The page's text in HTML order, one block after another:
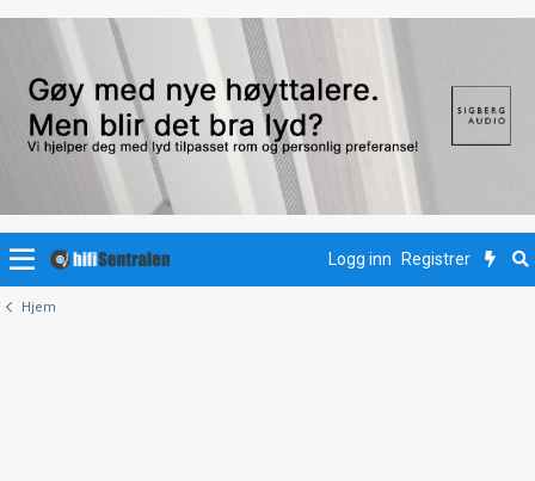
Logg inn Registrer
Hjem